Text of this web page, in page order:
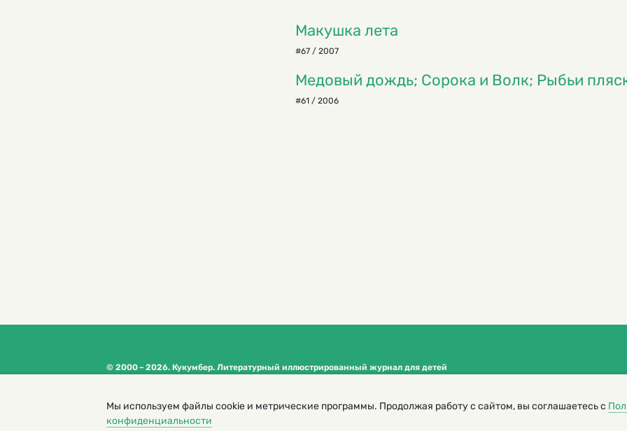
Макушка лета
#67 / 2007
Медовый дождь; Сорока и Волк; Рыбьи
#61 / 2006
© 2000 – 2026. Кукумбер. Литературный иллюстрированный журнал для детей
Мы используем файлы cookie и метрические программы. Продолжая работу с сайтом, вы соглашаетесь с
конфиденциальности